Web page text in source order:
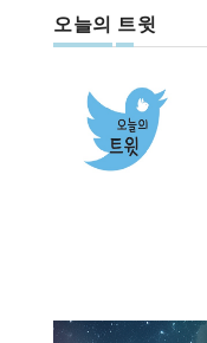
오늘의 트윗